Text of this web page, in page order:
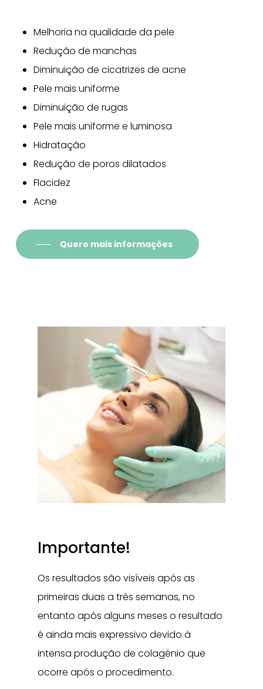
Melhoria na qualidade da pele
Redução de manchas
Diminuição de cicatrizes de acne
Pele mais uniforme
Diminuição de rugas
Pele mais uniforme e luminosa
Hidratação
Redução de poros dilatados
Flacidez
Acne
Quero mais informações
Importante!
Os resultados são visíveis após as
primeiras duas a três semanas, no
entanto após alguns meses o resultado
é ainda mais expressivo devido à
intensa produção de colagénio que
ocorre após o procedimento.